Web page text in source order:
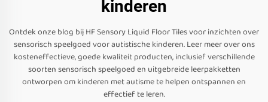
kinderen
Ontdek onze blog bij HF Sensory Liquid Floor Tiles voor inzichten over
sensorisch speelgoed voor autistische kinderen. Leer meer over ons
kosteneffectieve, goede kwaliteit producten, inclusief verschillende
soorten sensorisch speelgoed en uitgebreide leerpakketten
ontworpen om kinderen met autisme te helpen ontspannen en
effectief te leren.